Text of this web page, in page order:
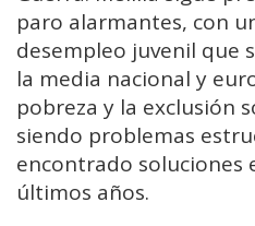
paro alarmantes, con
desempleo juvenil que
la media nacional y
pobreza y la exclusión
siendo problemas
encontrado soluciones
últimos años.